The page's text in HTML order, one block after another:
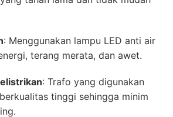
: Menggunakan lampu LED anti air
terang merata, dan awet.
: Trafo yang digunakan
tinggi sehingga minim